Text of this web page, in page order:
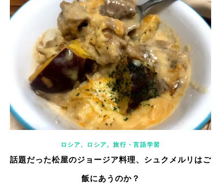
ロシア, ロシア,旅行・言語学習
話題だった松屋のジョージア料理、シュクメルリはご
飯にあうのか？